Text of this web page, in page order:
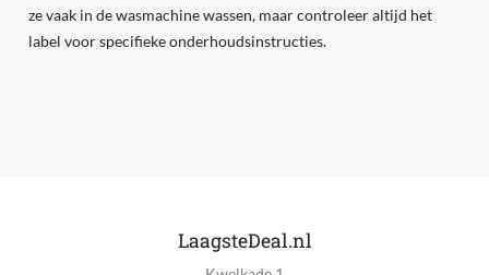
ze vaak in de wasmachine wassen, maar controleer altijd het
label voor specifieke onderhoudsinstructies.
LaagsteDeal.nl